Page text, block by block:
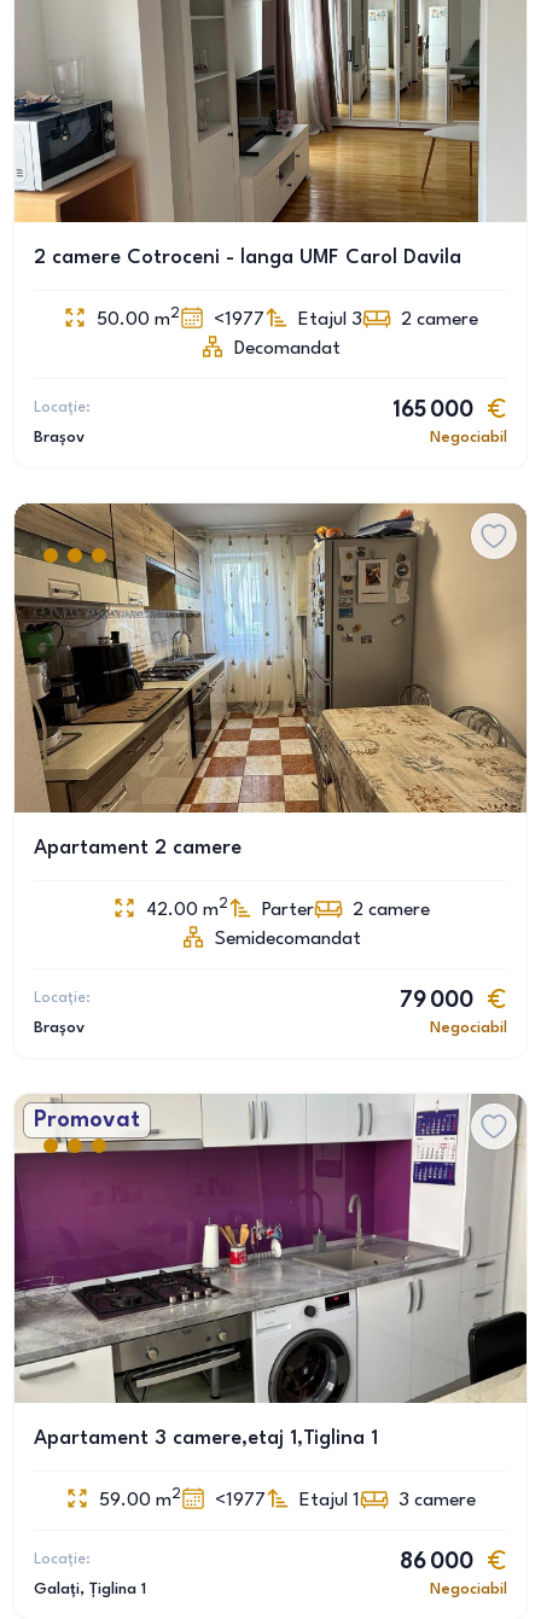
2 camere Cotroceni - langa UMF Carol Davila
50.00 m2 <1977 Etajul 3 2 camere
Decomandat
Locație:
Brașov
165 000
Negociabil
Apartament 2 camere
42.00 m2 Parter 2 camere
Semidecomandat
Locație:
Brașov
79 000
Negociabil
Promovat
Apartament 3 camere,etaj 1,Tiglina 1
59.00 m2 <1977 Etajul 1 3 camere
Locație:
Galați, Țiglina 1
86 000
Negociabil